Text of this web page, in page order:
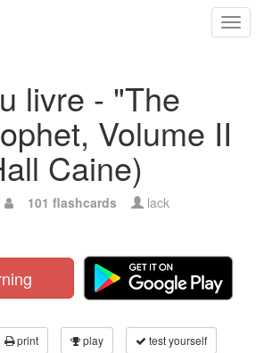
livre - "The
Volume II
Caine)
101 flashcards lack
print play test yourself